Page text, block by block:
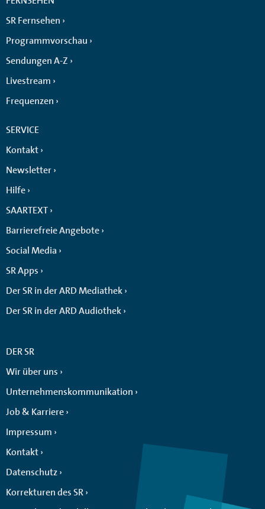
SR Fernsehen
Programmvorschau
Sendungen A-Z
Livestream
Frequenzen
SERVICE
Kontakt
Newsletter
Hilfe
SAARTEXT
Barrierefreie Angebote
Social Media
SR Apps
Der SR in der ARD Mediathek
Der SR in der ARD Audiothek
DER SR
Wir über uns
Unternehmenskommunikation
Job & Karriere
Impressum
Kontakt
Datenschutz
Korrekturen des SR